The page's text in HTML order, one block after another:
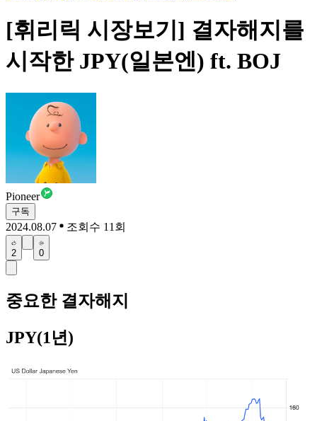
[휘리릭 시장보기] 결자해지를
시작한 JPY(일본엔) ft. BOJ
Pioneer
구독
2024.08.07 조회수 11회
2 0
중요한 결자해지
JPY(1년)